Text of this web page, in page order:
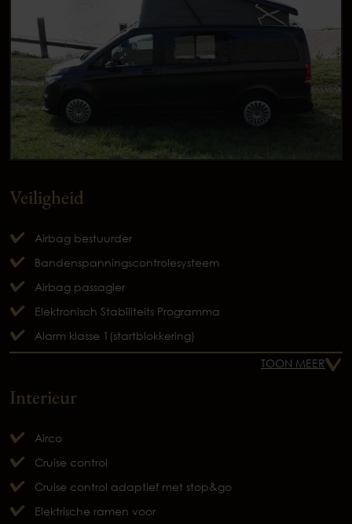
Veiligheid
Airbag bestuurder
Bandenspanningscontrolesysteem
Airbag passagier
Elektronisch Stabiliteits Programma
Alarm klasse 1(startblokkering)
TOON MEER
Interieur
Airco
Cruise control
Cruise control adaptief met stop&go
Elektrische ramen voor